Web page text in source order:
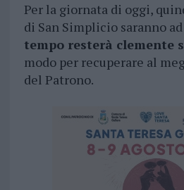
Per la giornata di oggi,
di San Simplicio saranno
tempo resterà clemente
modo per recuperare al
del Patrono.